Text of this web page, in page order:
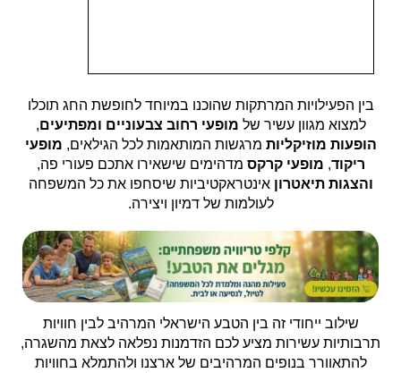
בין הפעילויות המרתקות שהוכנו במיוחד לחופשת החג תוכלו
למצוא מגוון עשיר של מופעי רחוב צבעוניים ומפתיעים,
הופעות מוזיקליות מרגשות המותאמות לכל הגילאים, מופעי
ריקוד, מופעי קרקס מדהימים שישאירו אתכם פעורי פה,
והצגות תיאטרון אינטראקטיביות שיסחפו את כל המשפחה
לעולמות של דמיון ויצירה.
שילוב ייחודי זה בין הטבע הישראלי המרהיב לבין חוויות
תרבותיות עשירות מציע לכם הזדמנות נפלאה לצאת מהשגרה,
להתאוורר בנופים המרהיבים של ארצנו ולהתמלא בחוויות